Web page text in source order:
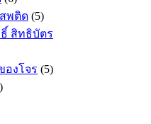
พติด (5)
สิทธิบัตร
งโจร (5)